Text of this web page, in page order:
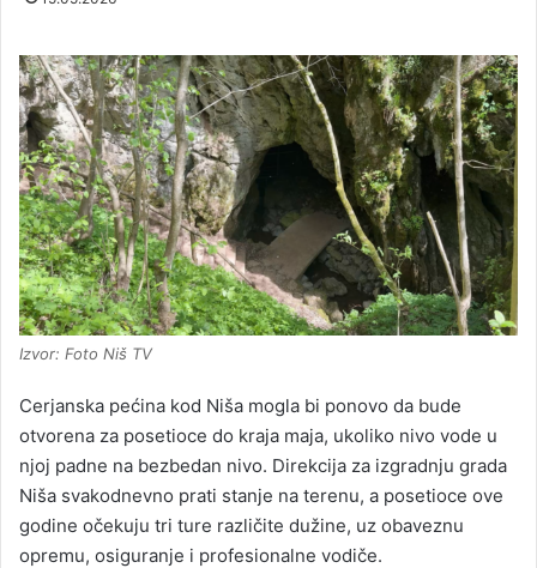
Izvor: Foto Niš TV
Cerjanska pećina kod Niša mogla bi ponovo da bude
otvorena za posetioce do kraja maja, ukoliko nivo vode u
njoj padne na bezbedan nivo. Direkcija za izgradnju grada
Niša svakodnevno prati stanje na terenu, a posetioce ove
godine očekuju tri ture različite dužine, uz obaveznu
opremu, osiguranje i profesionalne vodiče.